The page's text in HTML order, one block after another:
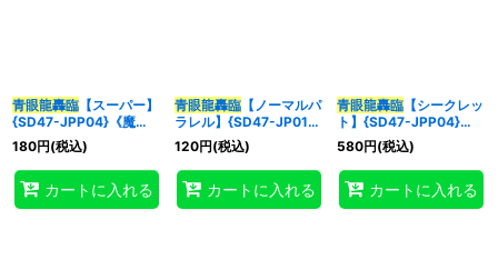
カテゴリ :
特集:
青眼龍轟臨 【スーパー】
{SD47-JPP04}《魔
法》
180円(税込)
カートに入れる
青眼龍轟臨【ノーマルパ
ラレル】{SD47-JP019}
《魔法》
120円(税込)
カートに入れる
青眼龍轟臨【シークレッ
ト】{SD47-JPP04}
《魔法》
580円(税込)
カートに入れる